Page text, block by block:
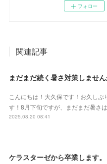
フォロー
関連記事
まだまだ続く暑さ対策しません
こんにちは！大久保です！お久しぶ
す！8月下旬ですが、まだまだ暑さ
2025.08.20 08:41
ケラスターゼから卒業します。